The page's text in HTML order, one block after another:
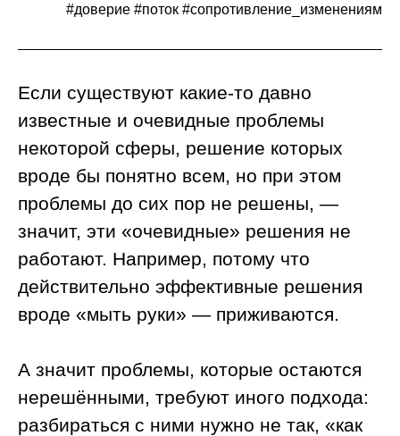
#доверие #поток #сопротивление_изменениям
Если существуют какие-то давно
известные и очевидные проблемы
некоторой сферы, решение которых
вроде бы понятно всем, но при этом
проблемы до сих пор не решены, —
значит, эти «очевидные» решения не
работают. Например, потому что
действительно эффективные решения
вроде «мыть руки» — приживаются.
А значит проблемы, которые остаются
нерешёнными, требуют иного подхода:
разбираться с ними нужно не так, «как